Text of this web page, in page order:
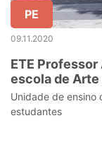
PE
09.11.2020
ETE
escola de Arte
Unidade de ensino
estudantes